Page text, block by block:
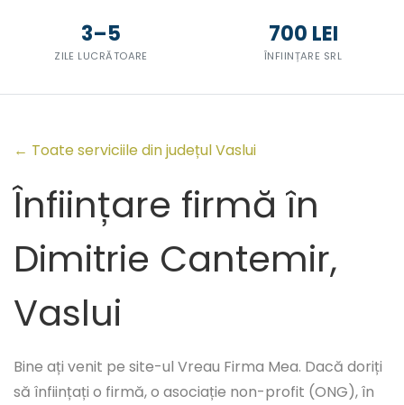
3–5
ZILE LUCRĂTOARE
700 LEI
ÎNFIINȚARE SRL
← Toate serviciile din județul Vaslui
Înființare firmă în
Dimitrie Cantemir,
Vaslui
Bine ați venit pe site-ul Vreau Firma Mea. Dacă doriți
să înființați o firmă, o asociație non-profit (ONG), în